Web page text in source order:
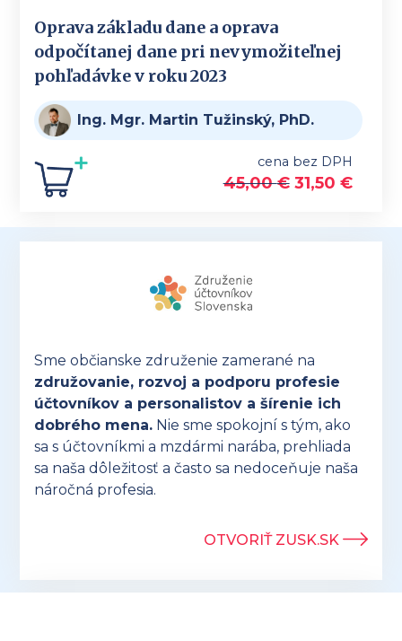
Oprava základu dane a oprava
odpočítanej dane pri nevymožiteľnej
pohľadávke v roku 2023
Ing. Mgr. Martin Tužinský, PhD.
cena bez DPH
45,00€ 31,50 €
Sme občianske združenie zamerané na
združovanie, rozvoj a podporu profesie
účtovníkov a personalistov a šírenie ich
dobrého mena. Nie sme spokojní s tým, ako
sa s účtovníkmi a mzdármi narába, prehliada
sa naša dôležitosť a často sa nedoceňuje naša
náročná profesia.
OTVORIŤ ZUSK.SK